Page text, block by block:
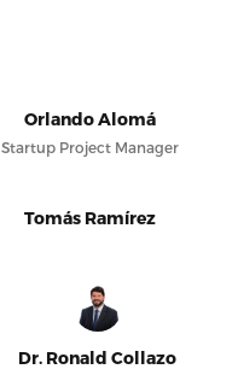
Orlando Alomá
Startup Project Manager
Tomás Ramírez
Dr. Ronald Collazo